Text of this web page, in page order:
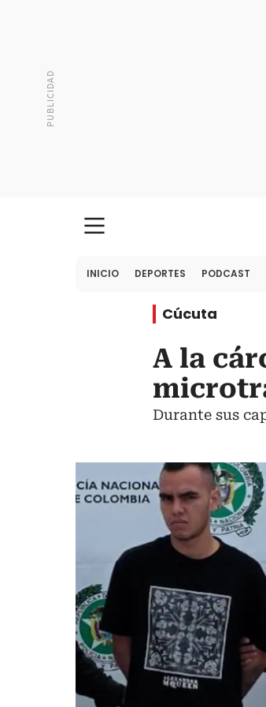
INICIO DEPORTES PODCAST
Cúcuta
A la
Durante sus